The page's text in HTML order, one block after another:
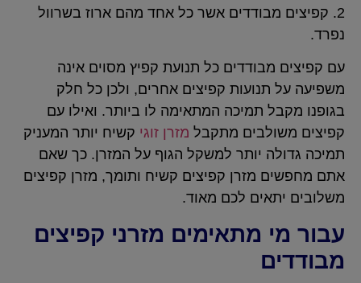
2. קפיצים מבודדים אשר כל אחד מהם ארוז בשרוול
נפרד.
עם קפיצים מבודדים כל תנועת קפיץ מסוים אינה
משפיעה על תנועות קפיצים אחרים, ולכן כל חלק
בגופנו מקבל תמיכה המתאימה לו ביותר. ואילו עם
קפיצים משולבים מתקבל מזרן זוגי קשיח יותר המעניק
תמיכה גדולה יותר למשקל הגוף על המזרן. כך שאם
אתם מחפשים מזרן קפיצים קשיח ותומך, מזרן קפיצים
משלובים יתאים לכם מאוד.
עבור מי מתאימים מזרני קפיצים
מבודדים